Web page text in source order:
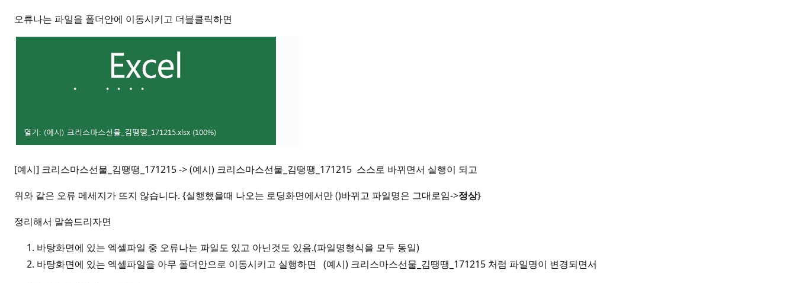
오류나는 파일을 폴더안에 이동시키고 더블클릭하면
[예시] 크리스마스선물_김땡땡_171215 -> (예시) 크리스마스선물_김땡땡_171215 스스로 바뀌면서 실행이 되고
위와 같은 오류 메세지가 뜨지 않습니다. {실행했을때 나오는 로딩화면에서만 ()바뀌고 파일명은 그대로임->정상}
정리해서 말씀드리자면
바탕화면에 있는 엑셀파일 중 오류나는 파일도 있고 아닌것도 있음.(파일명형식을 모두 동일)
바탕화면에 있는 엑셀파일을 아무 폴더안으로 이동시키고 실행하면 (예시) 크리스마스선물_김땡땡_171215 처럼 파일명이 변경되면서